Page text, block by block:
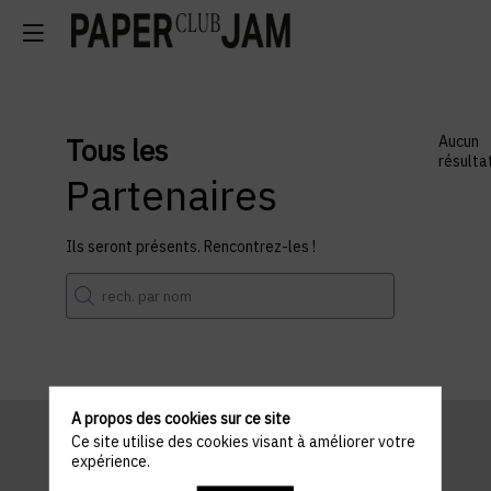
Tous les
Partenaires
Ils seront présents. Rencontrez-les !
Aucun
A propos des cookies sur ce site
Ce site utilise des cookies visant à améliorer votre
expérience.